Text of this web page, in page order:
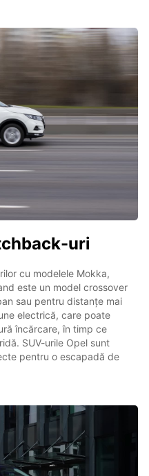
uri
cu modelele Mokka,
este un model crossover
sau pentru distanțe mai
electrică, care poate
încărcare, în timp ce
SUV-urile Opel sunt
pentru o escapadă de